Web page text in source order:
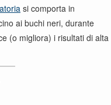
si comporta in
ai buchi neri, durante
(o migliora) i risultati di alta